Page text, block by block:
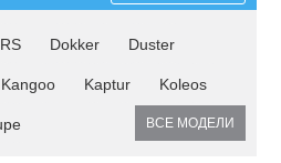
Dokker Duster
Kangoo Kaptur Koleos
ВСЕ МОДЕЛИ